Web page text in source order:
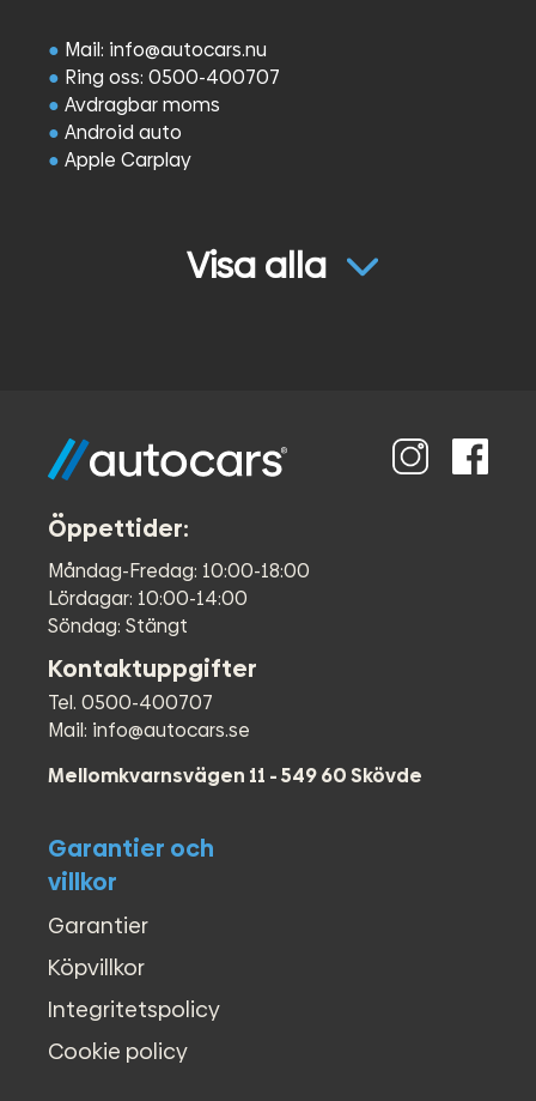
● Mail: info@autocars.nu
● Ring oss: 0500-400707
● Avdragbar moms
● Android auto
● Apple Carplay
Parkeringssensorer
En ägare
●Euro 6
●Avstängningsbar airbag
●Färddator
●ABS-bromsar
●AC
●Airbag förare
●Airbag passagerare fram
●Backstart hjälp
●Bluetooth
●Centrallås (fjärrstyrt)
●Elfönsterhissar (fram)
Kollisionsvarning
●Motorvärmare
●Multifunktionsratt
●P.Värmare tidur
●Parkeringsvärmare
Servostyrning
●Start-/stoppfunktion
●Stereo
Stolar med utdragbar framdel
Visa alla
Öppettider:
Måndag-Fredag: 10:00-18:00
Lördagar: 10:00-14:00
Söndag: Stängt
Kontaktuppgifter
Tel. 0500-400707
Mail: info@autocars.se
Mellomkvarnsvägen 11 - 549 60 Skövde
Garantier och
villkor
Garantier
Köpvillkor
Integritetspolicy
Cookie policy